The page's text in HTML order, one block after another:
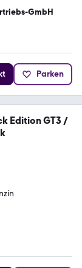
GmbH
Parken
Edition GT3 /